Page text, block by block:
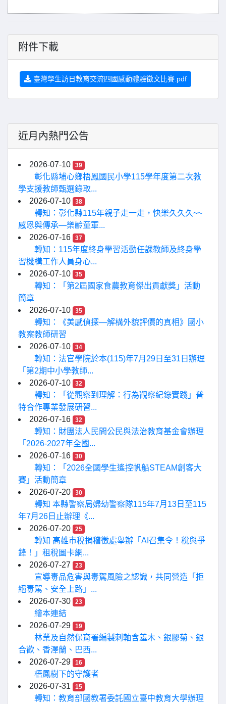
附件下載
臺灣學生訪日教育交流四國感動體驗徵文比賽.pdf
近月內熱門公告
2026-07-10 39
彰化縣埔心鄉梧鳳國民小學115學年度第二次教
學支援教師甄選錄取...
2026-07-10
38
轉知：彰化縣115年親子走一走，快樂久久久~~
感恩與傳承—樂齡童軍...
2026-07-16
37
轉知：115年度終身學習活動任課教師及終身學
習機構工作人員身心...
2026-07-10
35
轉知：「第2屆國家食農教育傑出貢獻獎」活動
簡章
2026-07-10
35
轉知：《美感偵探—解構外貌評價的真相》國小
教案教師研習
2026-07-10
34
轉知：法官學院於本(115)年7月29日至31日辦理
「第2期中小學教師...
2026-07-10
32
轉知：「從觀察到理解：行為觀察紀錄實踐」普
特合作專業發展研習...
2026-07-16
32
轉知：財團法人民間公民與法治教育基金會辦理
「2026-2027年全國...
2026-07-16
30
轉知：「2026全國學生遙控帆船STEAM創客大
賽」活動簡章
2026-07-20
30
轉知 本縣警察局婦幼警察隊115年7月13日至115
年7月26日止辦理《...
2026-07-20
25
轉知 高雄市稅捐稽徵處舉辦「AI召集令！稅與爭
鋒！」租稅圖卡網...
2026-07-27
23
宣導毒品危害與毒駕風險之認識，共同營造「拒
絕毒駕、安全上路」...
2026-07-30
23
繪本連結
2026-07-29
19
林業及自然保育署編製刺軸含羞木、銀膠菊、銀
合歡、香澤蘭、巴西...
2026-07-29
16
梧鳳樹下的守護者
2026-07-31
15
轉知：教育部國教署委託國立臺中教育大學辦理